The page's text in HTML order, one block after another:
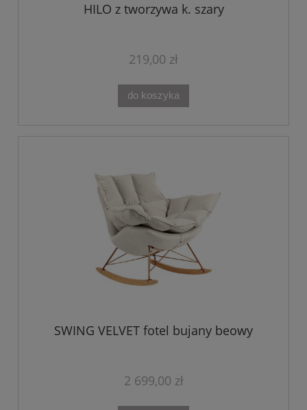
HILO z tworzywa k. szary
219,00 zł
do koszyka
SWING VELVET fotel bujany beowy
2 699,00 zł